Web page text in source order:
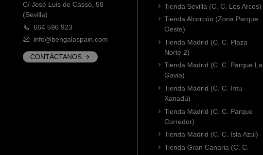
C/ José Luis de Casso, 58
(Sevilla)
664 596 923
info@bengalaspain.com
CONTÁCTANOS
Tienda Sevilla (C. C. Los Arcos)
Tienda Alcorcón (Zona Parque
Oeste)
Tienda Madrid (C. C. Plaza
Norte 2)
Tienda Madrid (C. C. Parque La
Gavia)
Tienda Madrid (C. C. Intu
Xanadú)
Tienda Madrid (C. C. Parque
Corredor)
Tienda Madrid (C. C. Isla Azul)
Tienda Gran Canaria (C. C.